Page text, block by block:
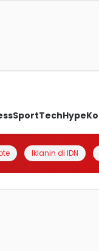
SportTechHype
Iklanin di IDN